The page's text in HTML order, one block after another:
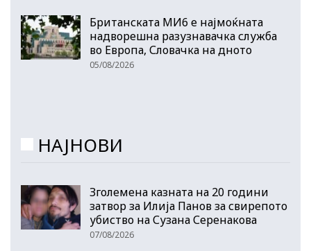
Британската МИ6 е најмоќната
надворешна разузнавачка служба
во Европа, Словачка на дното
05/08/2026
НАЈНОВИ
Зголемена казната на 20 години
затвор за Илија Панов за свирепото
убиство на Сузана Серенакова
07/08/2026